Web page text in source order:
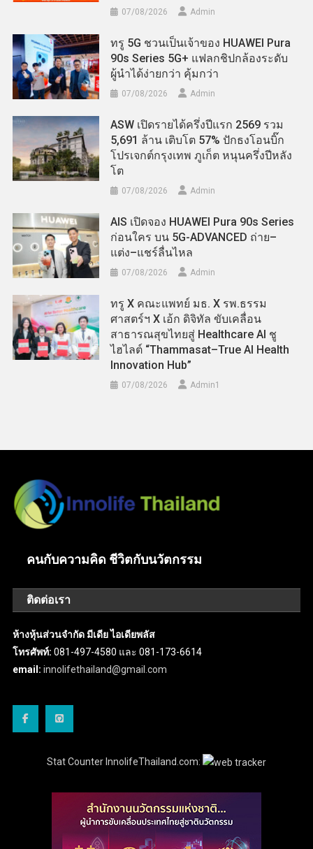
07/08/2026 Admin
ทรู 5G ชวนเป็นเจ้าของ HUAWEI Pura
90s Series 5G+ แฟลกชิปกล้องระดับ
ผู้นำได้ง่ายกว่า คุ้มกว่า
07/08/2026 Admin
ASW เปิดรายได้ครึ่งปีแรก 2569 รวม
5,691 ล้าน เติบโต 57% ปักธงโอนบิ๊ก
โปรเจกต์กรุงเทพ ภูเก็ต หนุนครึ่งปีหลัง
โต
07/08/2026 Admin
AIS เปิดจอง HUAWEI Pura 90s Series
ก่อนใคร บน 5G-ADVANCED ถ่าย–
แต่ง–แชร์ลื่นไหล
07/08/2026 Admin
ทรู X คณะแพทย์ มธ. X รพ.ธรรม
ศาสตร์ฯ X เอ้ก ดิจิทัล ขับเคลื่อน
สาธารณสุขไทยสู่ Healthcare AI ชู
ไฮไลต์ “Thammasat–True AI Health
Innovation Hub”
07/08/2026 Admin​1
คนกับความคิด ชีวิตกับนวัตกรรม
ติดต่อเรา
ห้างหุ้นส่วนจำกัด มีเดีย ไอเดียพลัส
โทรศัพท์: 081-497-4580 และ 081-173-6614
email: innolifethailand@gmail.com
Stat Counter InnolifeThailand.com: